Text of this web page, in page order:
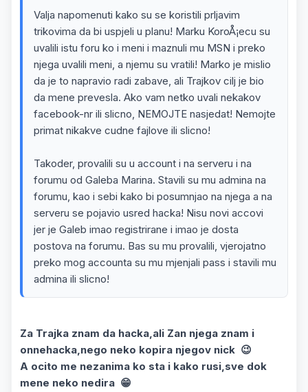
Valja napomenuti kako su se koristili prljavim
trikovima da bi uspjeli u planu! Marku KoroÅ¡ecu su
uvalili istu foru ko i meni i maznuli mu MSN i preko
njega uvalili meni, a njemu su vratili! Marko je mislio
da je to napravio radi zabave, ali Trajkov cilj je bio
da mene prevesla. Ako vam netko uvali nekakov
facebook-nr ili slicno, NEMOJTE nasjedat! Nemojte
primat nikakve cudne fajlove ili slicno!
Takoder, provalili su u account i na serveru i na
forumu od Galeba Marina. Stavili su mu admina na
forumu, kao i sebi kako bi posumnjao na njega a na
serveru se pojavio usred hacka! Nisu novi accovi
jer je Galeb imao registrirane i imao je dosta
postova na forumu. Bas su mu provalili, vjerojatno
preko mog accounta su mu mjenjali pass i stavili mu
admina ili slicno!
Za Trajka znam da hacka,ali Zan njega znam i
onnehacka,nego neko kopira njegov nick 😉
A ocito me nezanima ko sta i kako rusi,sve dok
mene neko nedira 😁